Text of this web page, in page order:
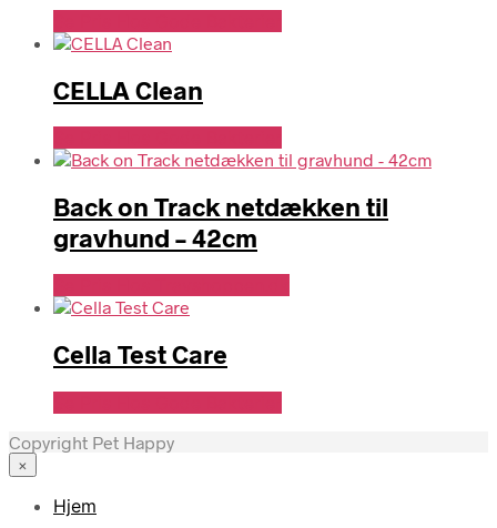
CELLA Clean
Back on Track netdækken til
gravhund – 42cm
Cella Test Care
Copyright Pet Happy
×
Hjem